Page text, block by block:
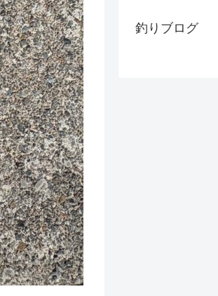
釣りブログ